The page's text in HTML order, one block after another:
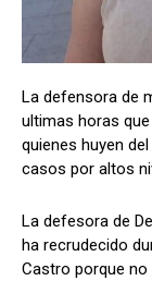
Facebook
Facebook
La defensora de
ultimas horas
quienes huyen
casos por altos
La defesora de
ha recrudecido
Castro porque